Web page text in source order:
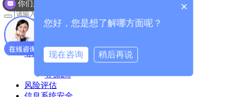
安全资讯
企业新闻
等级保护
全部
等保2.0
风险评估
你们是怎么收费的呢？ ×
您好，您是想了解哪方面呢？
现在咨询 稍后再说